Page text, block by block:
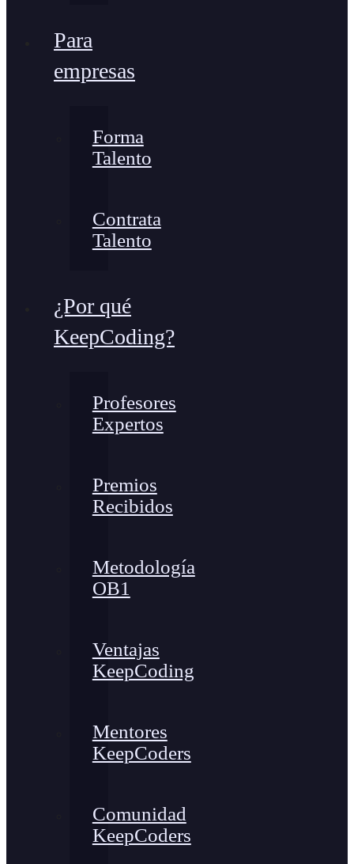
Para
empresas
Forma
Talento
Contrata
Talento
¿Por qué
KeepCoding?
Profesores
Expertos
Premios
Recibidos
Metodología
OB1
Ventajas
KeepCoding
Mentores
KeepCoders
Comunidad
KeepCoders